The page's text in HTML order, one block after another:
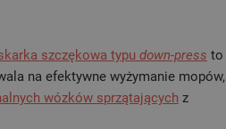
szczękowa typu down-press to
na efektywne wyżymanie mopów,
wózków sprzątających z